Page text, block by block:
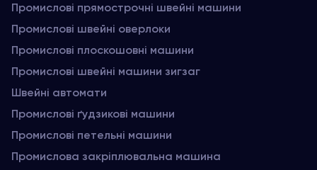
Промислові прямострочні швейні машини
Промислові швейні оверлоки
Промислові плоскошовні машини
Промислові швейні машини зигзаг
Швейні автомати
Промислові ґудзикові машини
Промислові петельні машини
Промислова закріплювальна машина